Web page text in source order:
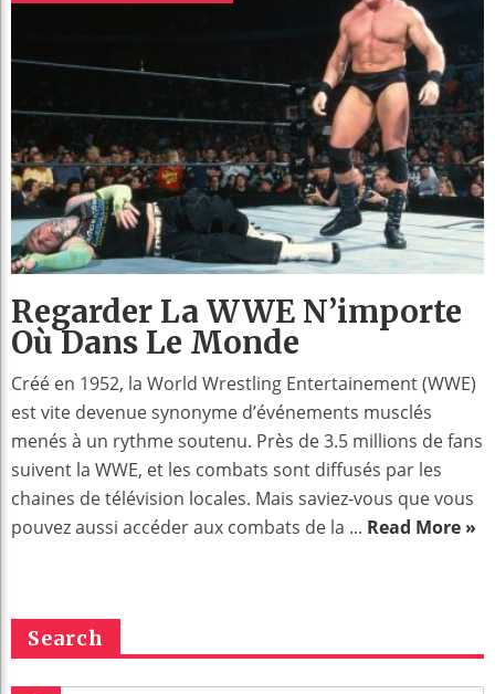
Regarder La WWE N’importe
Où Dans Le Monde
Créé en 1952, la World Wrestling Entertainement (WWE)
est vite devenue synonyme d’événements musclés
menés à un rythme soutenu. Près de 3.5 millions de fans
suivent la WWE, et les combats sont diffusés par les
chaines de télévision locales. Mais saviez-vous que vous
pouvez aussi accéder aux combats de la ... Read More »
Search